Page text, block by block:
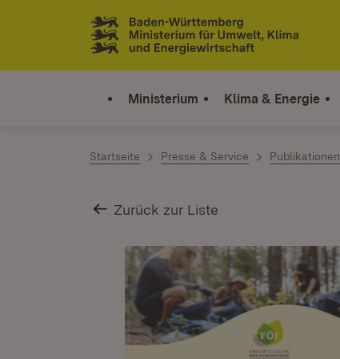
Zum Inhalt springen
Link zur Startseite
Ministerium Klima & Energie
Startseite Presse & Service Publikationen
Zurück zur Liste